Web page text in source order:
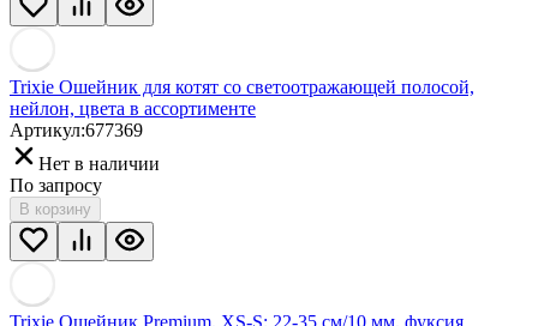
Trixie Ошейник для котят со светоотражающей полосой,
нейлон, цвета в ассортименте
Артикул:677369
Нет в наличии
По запросу
В корзину